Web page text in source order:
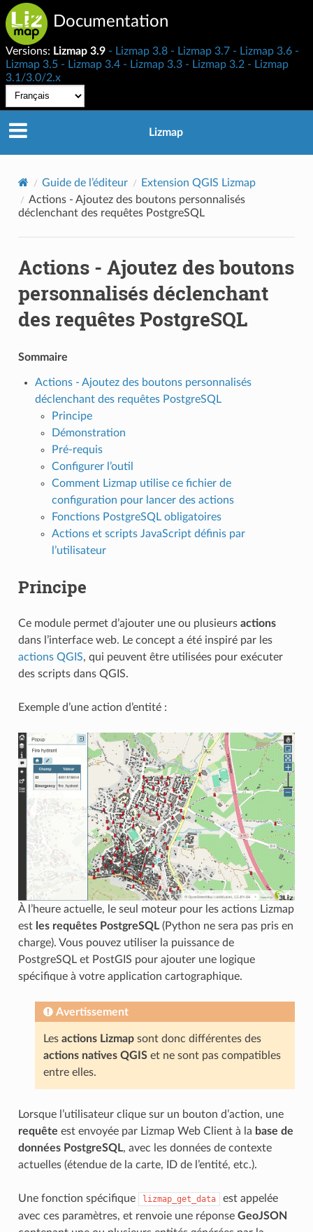
Documentation
Versions: Lizmap 3.9 Lizmap 3.8 Lizmap 3.7
Lizmap 3.6
Lizmap 3.5
Lizmap 3.4 Lizmap 3.3 Lizmap 3.2
Lizmap
3.1/3.0/2.x
Lizmap
Guide de l’éditeur
Extension QGIS Lizmap
Actions - Ajoutez des boutons personnalisés
déclenchant des requêtes PostgreSQL
Actions - Ajoutez des boutons
personnalisés déclenchant
des requêtes PostgreSQL
Sommaire
Actions - Ajoutez des boutons personnalisés
déclenchant des requêtes PostgreSQL
Principe
Démonstration
Pré-requis
Configurer l’outil
Comment Lizmap utilise ce fichier de
configuration pour lancer des actions
Fonctions PostgreSQL obligatoires
Actions et scripts JavaScript définis par
l’utilisateur
Principe
Ce module permet d’ajouter une ou plusieurs actions
dans l’interface web. Le concept a été inspiré par les
actions QGIS, qui peuvent être utilisées pour exécuter
des scripts dans QGIS.
Exemple d’une action d’entité :
À l’heure actuelle, le seul moteur pour les actions Lizmap
est les requêtes PostgreSQL(Python ne sera pas pris en
charge). Vous pouvez utiliser la puissance de
PostgreSQL et PostGIS pour ajouter une logique
spécifique à votre application cartographique.
Avertissement
Les actions Lizmapsont donc différentes des
actions natives QGISet ne sont pas compatibles
entre elles.
Lorsque l’utilisateur clique sur un bouton d’action, une
requête est envoyée par Lizmap Web Client à la base de
données PostgreSQL, avec les données de contexte
actuelles (étendue de la carte, ID de l’entité, etc.).
Une fonction spécifique lizmap_get_data
est appelée
avec ces paramètres, et renvoie une réponse GeoJSON